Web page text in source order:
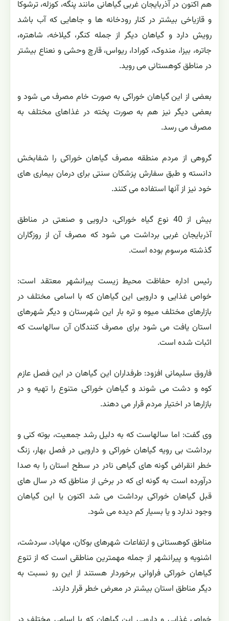
هم اکنون در آذربایجان غربی گیاهانی مانند پنگه، کوزله، ترشوکا
و قازیاخی بیشتر در کنار رودخانه ها و جاهایی که آب باشد
رویش دارد و گیاهان دیگر از جمله کنگر، گیلاخه، شاهتره،
جاتره، بیزا، مندوک، کورادا، ریواس، قارچ وحشی و نعناع بیشتر
در مناطق کوهستانی می روید.
بعضی از این گیاهان خوراکی به صورت خام مصرف می شود و
بعضی دیگر نیز هم به صورت پخته در غذاهای مختلف به
مصرف می رسد.
گروهی از مردم منطقه مصرف گیاهان خوراکی را شفابخش
دانسته و طبق سفارش پزشکان سنتی برای درمان بیماری های
خود نیز از آنها استفاده می کنند.
بیش از 40 نوع گیاه خوراکی، دارویی و صنعتی در مناطق
آذربایجان غربی برداشت می شود که مصرف آن از روزگاران
گذشته مرسوم بوده است.
رئیس اداره حفاظت محیط زیست پیرانشهر معتقد است:
خواص غذایی و دارویی این گیاهان که با اسامی مختلف در
بازارهای مختلف میوه و تره بار این شهرستان و دیگر شهرهای
استان یافت می شود برای مصرف کنندگان آن سالهاست که
اثبات شده است.
فاروق سلیمانی افزود: طرفداران این گیاهان در این فصل عازم
کوه و دشت می شوند و گیاهان خوراکی متنوع را تهیه و در
بازارها در اختیار مردم قرار می دهند.
وی گفت: اما سالهاست که به دلیل رشد جمعیت، بوته کنی و
برداشت بی رویه گیاهان خوراکی و دارویی در فصل بهار، زنگ
خطر انقراض گونه های گیاهی نادر در سطح استان را به صدا
درآورده است به گونه ای که در برخی از مناطق که در سال های
قبل گیاهان خوراکی برداشت می شد اکنون یا این گیاهان
وجود ندارد و یا بسیار کم دیده می شود.
مناطق کوهستانی و ارتفاعات شهرهای بوکان، مهاباد، سردشت،
اشنویه و پیرانشهر از جمله مهمترین مناطقی است که از تنوع
گیاهان خوراکی فراوانی برخوردار هستند از این رو نسبت به
دیگر مناطق استان بیشتر در معرض خطر قرار دارند.